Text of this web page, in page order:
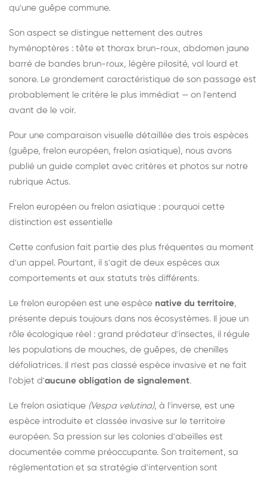
qu'une guêpe commune.
Son aspect se distingue nettement des autres
hyménoptères : tête et thorax brun-roux, abdomen jaune
barré de bandes brun-roux, légère pilosité, vol lourd et
sonore. Le grondement caractéristique de son passage est
probablement le critère le plus immédiat — on l'entend
avant de le voir.
Pour une comparaison visuelle détaillée des trois espèces
(guêpe, frelon européen, frelon asiatique), nous avons
publié un guide complet avec critères et photos sur notre
rubrique Actus.
Frelon européen ou frelon asiatique : pourquoi cette
distinction est essentielle
Cette confusion fait partie des plus fréquentes au moment
d'un appel. Pourtant, il s'agit de deux espèces aux
comportements et aux statuts très différents.
Le frelon européen est une espèce native du territoire,
présente depuis toujours dans nos écosystèmes. Il joue un
rôle écologique réel : grand prédateur d'insectes, il régule
les populations de mouches, de guêpes, de chenilles
défoliatrices. Il n'est pas classé espèce invasive et ne fait
l'objet d'aucune obligation de signalement.
Le frelon asiatique (Vespa velutina), à l'inverse, est une
espèce introduite et classée invasive sur le territoire
européen. Sa pression sur les colonies d'abeilles est
documentée comme préoccupante. Son traitement, sa
réglementation et sa stratégie d'intervention sont